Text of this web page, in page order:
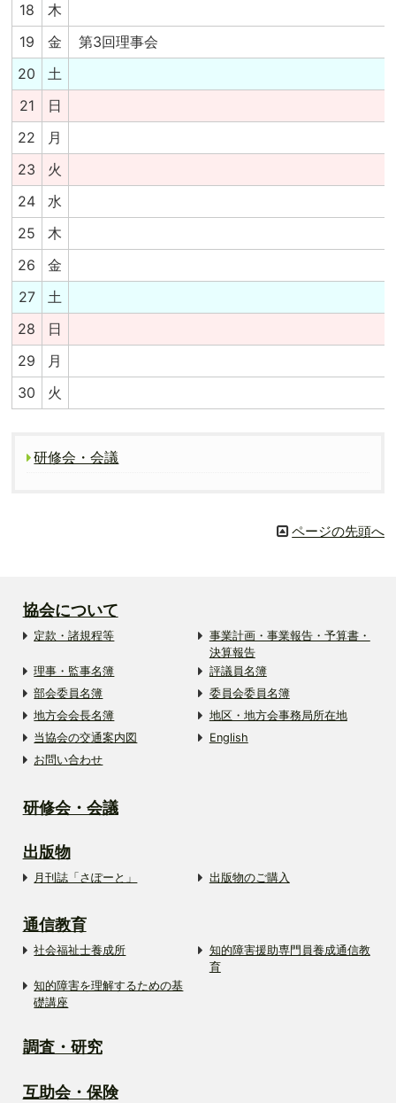
18
木
19
金
第3回理事会
20
土
21
日
22
月
23
火
24
水
25
木
26
金
27
土
28
日
29
月
30
火
研修会・会議
ページの先頭へ
協会について
定款・諸規程等
事業計画・事業報告・予算書・
決算報告
理事・監事名簿
評議員名簿
部会委員名簿
委員会委員名簿
地方会会長名簿
地区・地方会事務局所在地
当協会の交通案内図
English
お問い合わせ
研修会・会議
出版物
月刊誌「さぽーと」 出版物のご購入
通信教育
社会福祉士養成所
知的障害援助専門員養成通信教
育
知的障害を理解するための基
礎講座
調査・研究
互助会・保険